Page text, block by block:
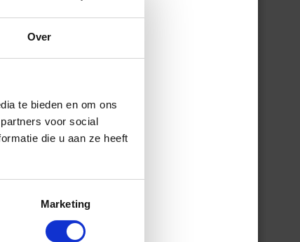
Over
te bieden en om ons
voor social
die u aan ze heeft
Marketing